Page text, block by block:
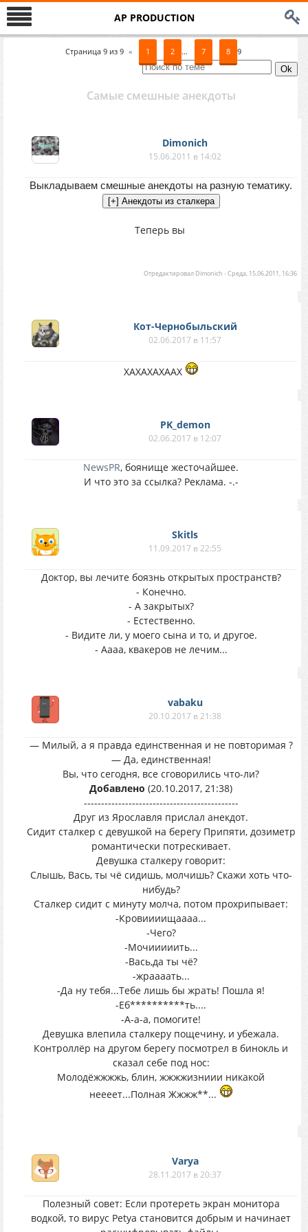
AP PRODUCTION
Страница 9из 9 « 1 2 … 7 8 9
Самые смешные анекдоты
Dimonich
15.06.2011 в 14:02
Выкладываем смешные анекдоты на разную тематику.
Теперь вы
Отредактировал Dimonich -Среда, 15.06.2011, 16:36
Кот-Чернобыльский
02.06.2017 в 11:57
ХАХАХАХААХ
PK_demon
02.06.2017 в 12:07
NewsPR, боянище жесточайшее.
И что это за ссылка? Реклама. -.-
Skitls
11.09.2017 в 22:55
Доктор, вы лечите боязнь открытых пространств?
- Конечно.
- А закрытых?
- Естественно.
- Видите ли, у моего сына и то, и другое.
- Аааа, квакеров не лечим...
vabaku
20.10.2017 в 21:38
— Милый, а я правда единственная и не повторимая ?
— Да, единственная!
Вы, что сегодня, все сговорились что-ли?
Добавлено (20.10.2017, 21:38)
---------------------------------------------
Друг из Ярославля прислал анекдот.
Сидит сталкер с девушкой на берегу Припяти, дозиметр
романтически потрескивает.
Девушка сталкеру говорит:
Слышь, Вась, ты чё сидишь, молчишь? Скажи хоть что-
нибудь?
Сталкер сидит с минуту молча, потом прохрипывает:
-Кровиииищаааа...
-Чего?
-Мочииииить...
-Вась,да ты чё?
-жраааать...
-Да ну тебя...Тебе лишь бы жрать! Пошла я!
-Еб**********ть....
-А-а-а, помогите!
Девушка влепила сталкеру пощечину, и убежала.
Контроллёр на другом берегу посмотрел в бинокль и
сказал себе под нос:
Молодёжжжжь, блин, жжжжизниии никакой
неееет...Полная Жжжж**...
Varya
28.11.2017 в 20:37
Полезный совет: Если протереть экран монитора
водкой, то вирус Pеtуа становится добрым и начинает